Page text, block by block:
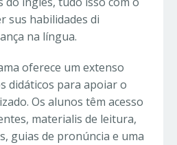
sus habilidades di
na língua.
oferece um extenso
didáticos para apoiar o
Os alunos têm acesso
materialis de leitura,
guias de pronúncia e uma